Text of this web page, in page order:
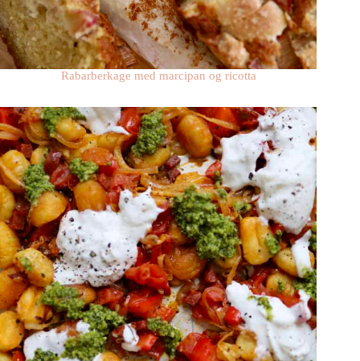
Rabarberkage med marcipan og ricotta